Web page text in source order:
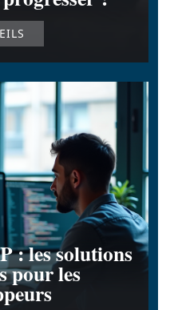
: les solutions
pour les